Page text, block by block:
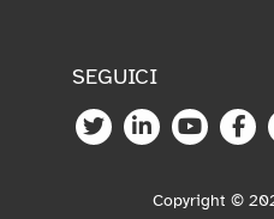
SEGUICI
Copyright ©